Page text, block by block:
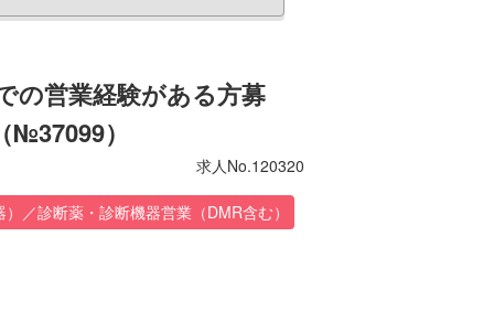
の営業経験がある方募
）
求人No.120320
／診断薬・診断機器営業（DMR含む）